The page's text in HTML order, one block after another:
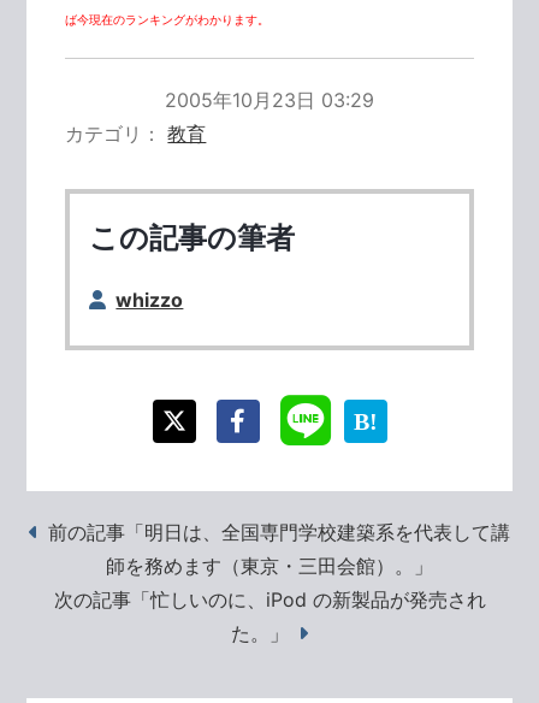
ば今現在のランキングがわかります。
2005年10月23日 03:29
カテゴリ
教育
この記事の筆者
whizzo
前の記事「明日は、全国専門学校建築系を代表して講
師を務めます（東京・三田会館）。」
次の記事「忙しいのに、iPod の新製品が発売され
た。」